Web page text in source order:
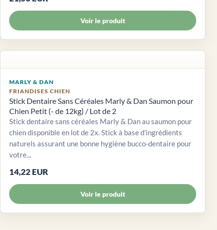
Voir le produit
MARLY & DAN
FRIANDISES CHIEN
Stick Dentaire Sans Céréales Marly & Dan Saumon pour
Chien Petit (- de 12kg) / Lot de 2
Stick dentaire sans céréales Marly & Dan au saumon pour
chien disponible en lot de 2x. Stick à base d'ingrédients
naturels assurant une bonne hygiène bucco-dentaire pour
votre...
14,22 EUR
Voir le produit